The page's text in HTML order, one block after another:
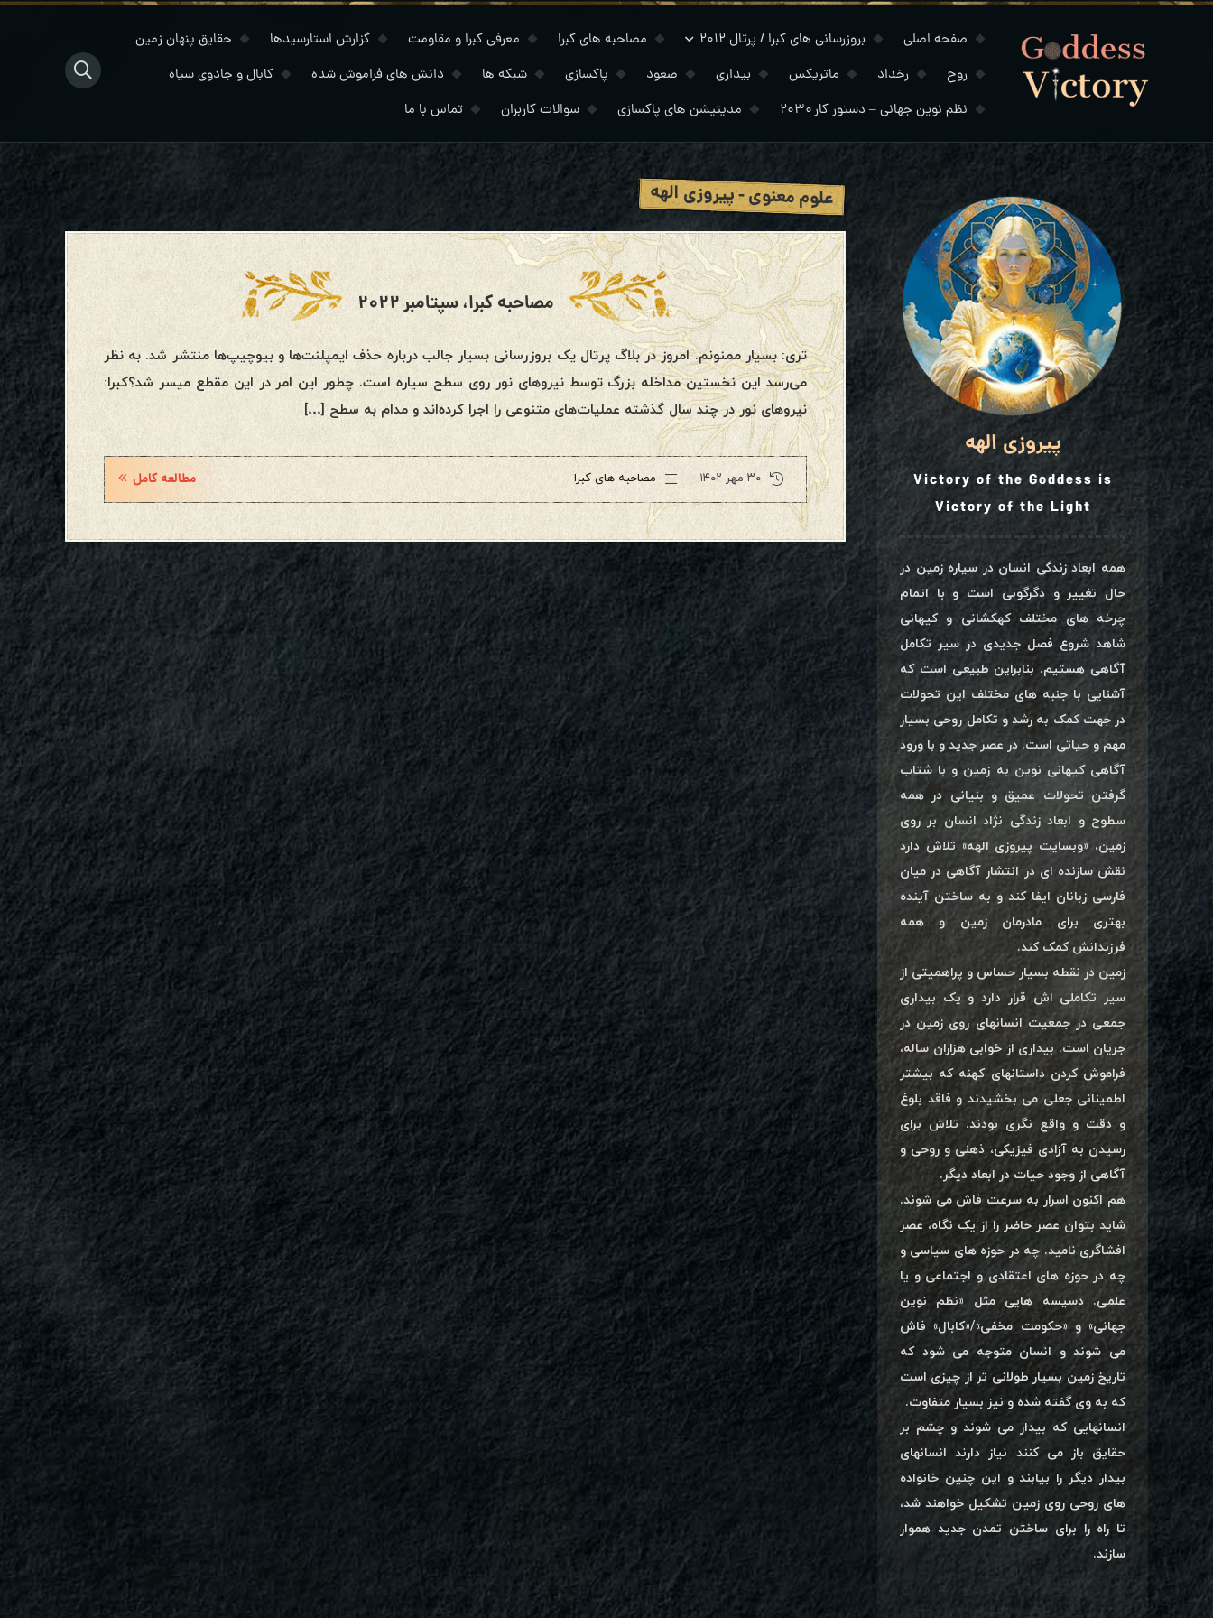
صفحه اصلی بروزرسانی های کبرا / پرتال ۲۰۱۲ مصاحبه های کبرا معرفی کبرا و مقاومت گزارش استارسیدها
حقایق پنهان زمین
روح
رخداد ماتریکس بیداری صعود پاکسازی شبکه ها دانش های فراموش شده
کابال و جادوی سیاه
نظم نوین جهانی – دستور کار ۲۰۳۰
مدیتیشن های پاکسازی سوالات کاربران تماس با ما
علوم معنوی - پیروزی الهه
مصاحبه کبرا، سپتامبر ۲۰۲۲
تری: بسیار ممنونم. امروز در بلاگ پرتال یک بروزرسانی بسیار جالب درباره حذف ایمپلنت‌ها و بیوچیپ‌ها منتشر شد. به نظر
می‌رسد این نخستین مداخله بزرگ توسط نیروهای نور روی سطح سیاره است. چطور این امر در این مقطع میسر شد؟کبرا:
نیروهای نور در چند سال گذشته عملیات‌های متنوعی را اجرا کرده‌اند و مدام به سطح […]
۳۰ مهر ۱۴۰۲ مصاحبه های کبرا مطالعه کامل
پیروزی الهه
Victory of the Goddess is
Victory of the Light
همه ابعاد زندگی انسان در سیاره زمین در
حال تغییر و دگرگونی است و با اتمام
چرخه های مختلف کهکشانی و کیهانی
شاهد شروع فصل جدیدی در سیر تکامل
آگاهی هستیم. بنابراین طبیعی است که
آشنایی با جنبه های مختلف این تحولات
در جهت کمک به رشد و تکامل روحی بسیار
مهم و حیاتی است. در عصر جدید و با ورود
آگاهی کیهانی نوین به زمین و با شتاب
گرفتن تحولات عمیق و بنیانی در همه
سطوح و ابعاد زندگی نژاد انسان بر روی
زمین، «وبسایت پیروزی الهه» تلاش دارد
نقش سازنده ای در انتشار آگاهی در میان
فارسی زبانان ایفا کند و به ساختن آینده
بهتری برای مادرمان زمین و همه
فرزندانش کمک کند.
زمین در نقطه بسیار حساس و پراهمیتی از
سیر تکاملی اش قرار دارد و یک بیداری
جمعی در جمعیت انسانهای روی زمین در
جریان است. بیداری از خوابی هزاران ساله،
فراموش کردن داستانهای کهنه که بیشتر
اطمینانی جعلی می بخشیدند و فاقد بلوغ
و دقت و واقع نگری بودند. تلاش برای
رسیدن به آزادی فیزیکی، ذهنی و روحی و
آگاهی از وجود حیات در ابعاد دیگر.
هم اکنون اسرار به سرعت فاش می شوند.
شاید بتوان عصر حاضر را از یک نگاه، عصر
افشاگری نامید. چه در حوزه های سیاسی و
چه در حوزه های اعتقادی و اجتماعی و یا
علمی. دسیسه هایی مثل «نظم نوین
جهانی» و «حکومت مخفی»/«کابال» فاش
می شوند و انسان متوجه می شود که
تاریخ زمین بسیار طولانی تر از چیزی است
که به وی گفته شده و نیز بسیار متفاوت.
انسانهایی که بیدار می شوند و چشم بر
حقایق باز می کنند نیاز دارند انسانهای
بیدار دیگر را بیابند و این چنین خانواده
های روحی روی زمین تشکیل خواهند شد،
تا راه را برای ساختن تمدن جدید هموار
سازند.